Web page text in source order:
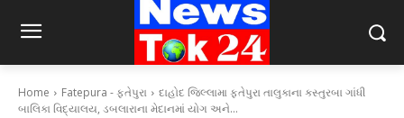
Home Fatepura - ફતેપુરા
દાહોદ જિલ્લામા ફતેપુરા તાલુકાના કસ્તુરબા ગાંધી
બાલિકા વિદ્યાલય, ડબલારાના મેદાનમાં યોગ અને...